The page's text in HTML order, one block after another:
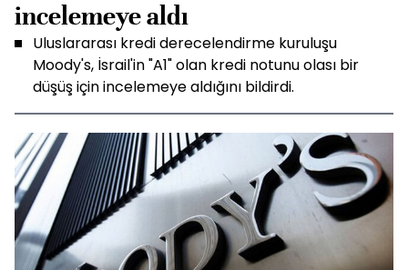
incelemeye aldı
Uluslararası kredi derecelendirme kuruluşu
Moody's, İsrail'in "A1" olan kredi notunu olası bir
düşüş için incelemeye aldığını bildirdi.